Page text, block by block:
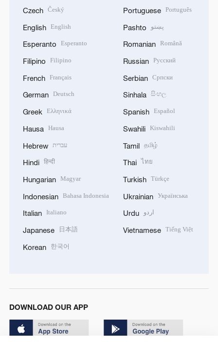
Czech Český
English English
Esperanto Esperanto
Filipino Filipino
French Français
German Deutsch
Greek Ελληνικά
Hausa Hausa
Hebrew עברית
Hindi हिन्दी
Hungarian Magyar
Indonesian Bahasa Indonesia
Italian Italiano
Japanese 日本語
Korean 한국어
Portuguese Português
Pashto پښتو
Romanian Română
Russian Русский
Serbian Српски
Sinhala සිංහල
Spanish Español
Swahili Kiswahili
Tamil தமிழ்
Thai ไทย
Turkish Türkçe
Ukrainian Українська
Urdu اردو
Vietnamese Tiếng Việt
DOWNLOAD OUR APP